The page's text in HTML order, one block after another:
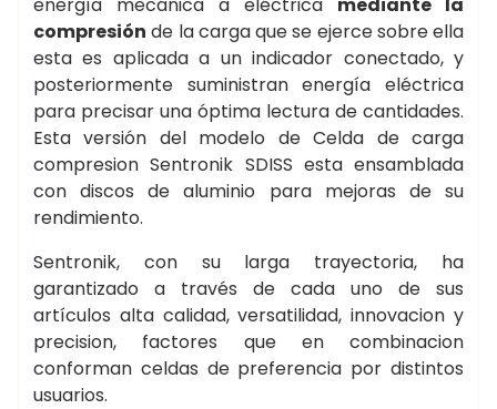
compresión de la carga que se ejerce sobre ella
esta es aplicada a un indicador conectado, y
posteriormente suministran energía eléctrica
para precisar una óptima lectura de cantidades.
Esta versión del modelo de Celda de carga
compresion Sentronik SDISS esta ensamblada
con discos de aluminio para mejoras de su
rendimiento.
Sentronik, con su larga trayectoria, ha
garantizado a través de cada uno de sus
artículos alta calidad, versatilidad, innovacion y
precision, factores que en combinacion
conforman celdas de preferencia por distintos
usuarios.